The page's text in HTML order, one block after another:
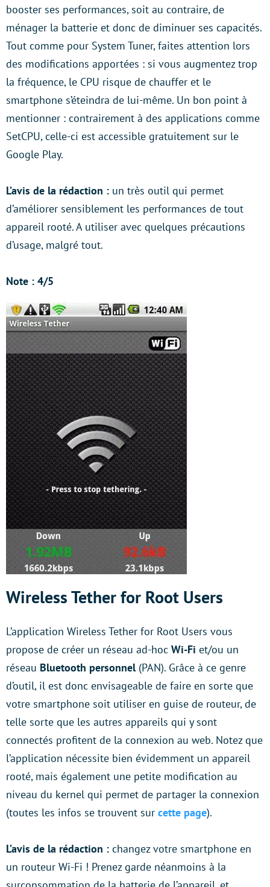
booster ses performances, soit au contraire, de
ménager la batterie et donc de diminuer ses capacités.
Tout comme pour System Tuner, faites attention lors
des modifications apportées : si vous augmentez trop
la fréquence, le CPU risque de chauffer et le
smartphone s’éteindra de lui-même. Un bon point à
mentionner : contrairement à des applications comme
SetCPU, celle-ci est accessible gratuitement sur le
Google Play.
L’avis de la rédaction : un très outil qui permet
d’améliorer sensiblement les performances de tout
appareil rooté. A utiliser avec quelques précautions
d’usage, malgré tout.
Note : 4/5
Wireless Tether for Root Users
L’application Wireless Tether for Root Users vous
propose de créer un réseau ad-hoc Wi-Fi et/ou un
réseau Bluetooth personnel (PAN). Grâce à ce genre
d’outil, il est donc envisageable de faire en sorte que
votre smartphone soit utiliser en guise de routeur, de
telle sorte que les autres appareils qui y sont
connectés profitent de la connexion au web. Notez que
l’application nécessite bien évidemment un appareil
rooté, mais également une petite modification au
niveau du kernel qui permet de partager la connexion
(toutes les infos se trouvent sur cette page).
L’avis de la rédaction : changez votre smartphone en
un routeur Wi-Fi ! Prenez garde néanmoins à la